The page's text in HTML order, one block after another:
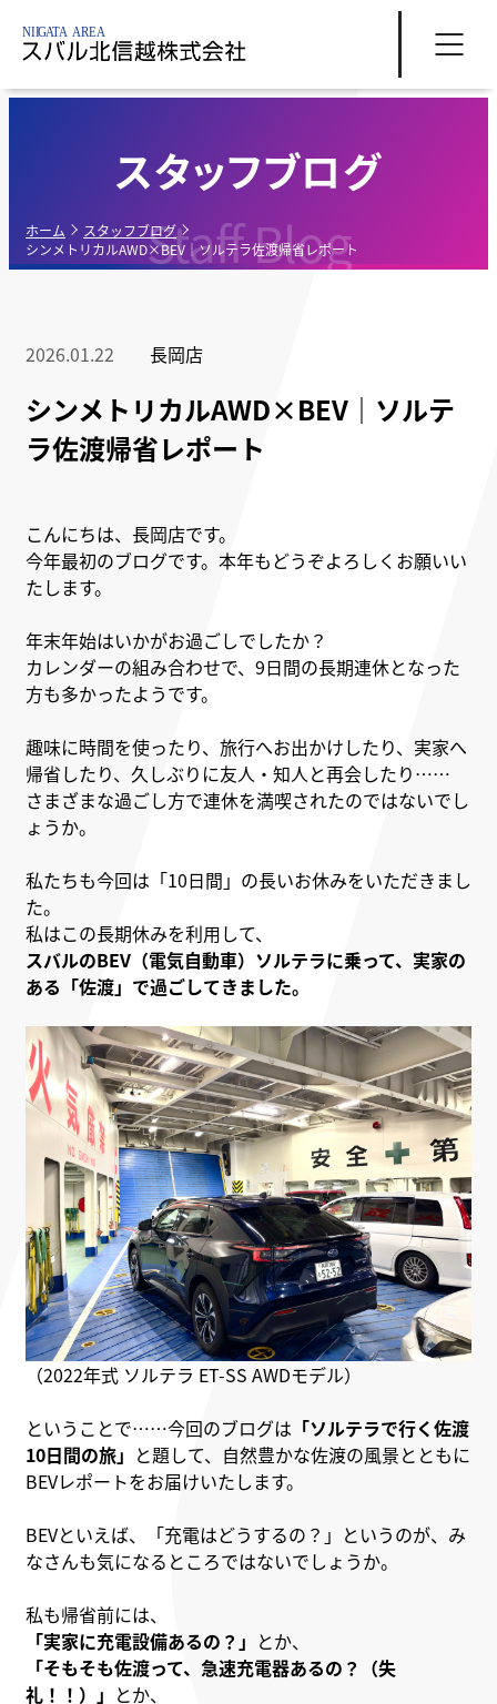
Staff Blog
スタッフブログ
ホーム
スタッフブログ
シンメトリカルAWD×BEV｜ソルテラ佐渡帰省レポート
2026.01.22 長岡店
シンメトリカルAWD×BEV｜ソルテ
ラ佐渡帰省レポート
こんにちは、長岡店です。
今年最初のブログです。本年もどうぞよろしくお願いい
たします。
年末年始はいかがお過ごしでしたか？
カレンダーの組み合わせで、9日間の長期連休となった
方も多かったようです。
趣味に時間を使ったり、旅行へお出かけしたり、実家へ
帰省したり、久しぶりに友人・知人と再会したり……
さまざまな過ごし方で連休を満喫されたのではないでし
ょうか。
私たちも今回は「10日間」の長いお休みをいただきまし
た。
私はこの長期休みを利用して、
スバルのBEV（電気自動車）ソルテラに乗って、実家の
ある「佐渡」で過ごしてきました。
（2022年式 ソルテラ ET-SS AWDモデル）
ということで……今回のブログは 「ソルテラで行く佐渡
10日間の旅」 と題して、自然豊かな佐渡の風景とともに
BEVレポートをお届けいたします。
BEVといえば、「充電はどうするの？」というのが、み
なさんも気になるところではないでしょうか。
私も帰省前には、
「実家に充電設備あるの？」 とか、
「そもそも佐渡って、急速充電器あるの？（失
礼！！）」 とか、